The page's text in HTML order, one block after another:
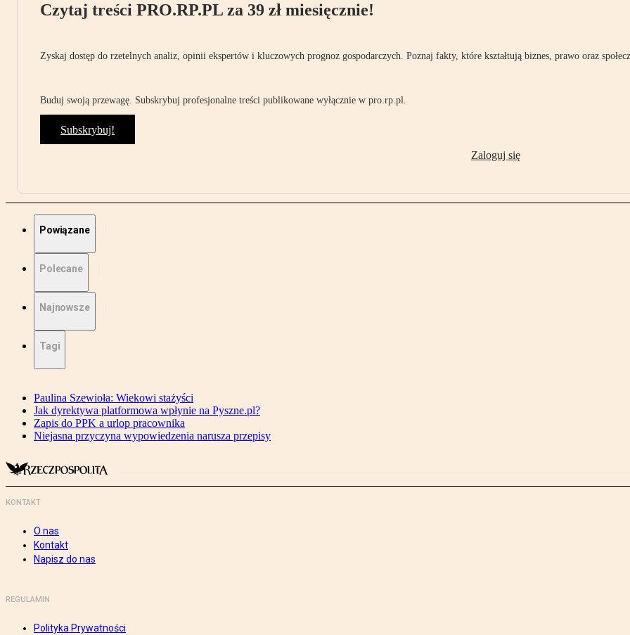
Czytaj treści PRO.RP.PL za 39 zł miesięcznie!
Zyskaj dostęp do rzetelnych analiz, opinii ekspertów i kluczowych prognoz gospodarczych. Poznaj fakty, które kształtują biznes, prawo oraz
Buduj swoją przewagę. Subskrybuj profesjonalne treści publikowane wyłącznie w pro.rp.pl.
Subskrybuj!
Zaloguj się
Powiązane
Polecane
Najnowsze
Tagi
Paulina Szewioła: Wiekowi stażyści
Jak dyrektywa platformowa wpłynie na Pyszne.pl?
Zapis do PPK a urlop pracownika
Niejasna przyczyna wypowiedzenia narusza przepisy
KONTAKT
O nas
Kontakt
Napisz do nas
REGULAMIN
Polityka Prywatności